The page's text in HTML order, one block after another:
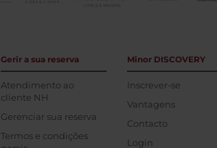
Gerir a sua reserva
Atendimento ao
cliente NH
Gerenciar sua reserva
Termos e condições
Minor DISCOVERY
Inscrever-se
Vantagens
Contacto
Login